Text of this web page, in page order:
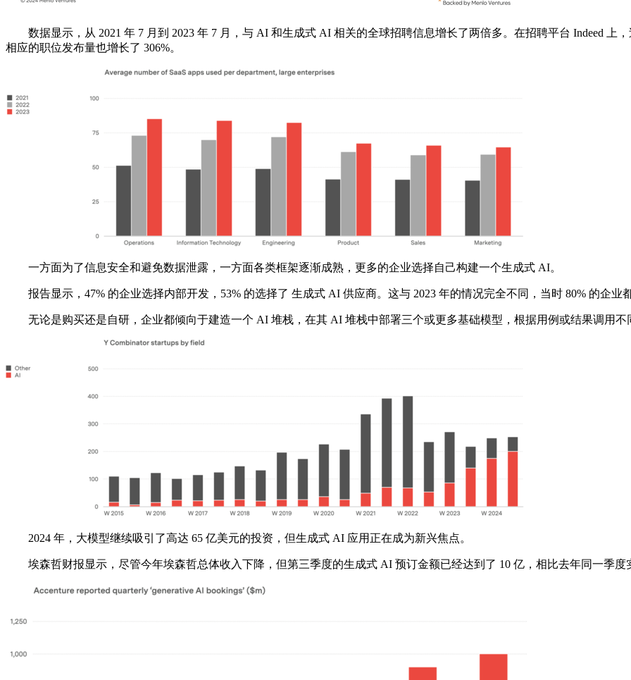
数据显示，从 2021 年 7 月到 2023 年 7 月，与 AI 和生成式 AI 相关的全球招聘信息增长了两倍多。在招聘平台 Indeed 上
相应的职位发布量也增长了 306%。
一方面为了信息安全和避免数据泄露，一方面各类框架逐渐成熟，更多的企业选择自己构建一个生成式 AI。
报告显示，47% 的企业选择内部开发，53% 的选择了 生成式 AI 供应商。这与 2023 年的情况完全不同，当时 80% 的企业
无论是购买还是自研，企业都倾向于建造一个 AI 堆栈，在其 AI 堆栈中部署三个或更多基础模型，根据用例或结果调用不
2024 年，大模型继续吸引了高达 65 亿美元的投资，但生成式 AI 应用正在成为新兴焦点。
埃森哲财报显示，尽管今年埃森哲总体收入下降，但第三季度的生成式 AI 预订金额已经达到了 10 亿，相比去年同一季度